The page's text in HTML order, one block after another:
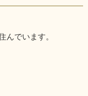
んでいます。